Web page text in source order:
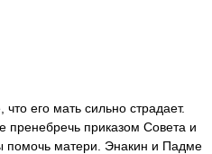
его мать сильно страдает.
приказом Совета и
помочь матери. Энакин и Падме